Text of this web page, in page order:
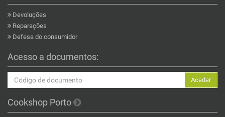
Devoluções
Reparações
Defesa do consumidor
Acesso a documentos:
Aceder
Cookshop Porto